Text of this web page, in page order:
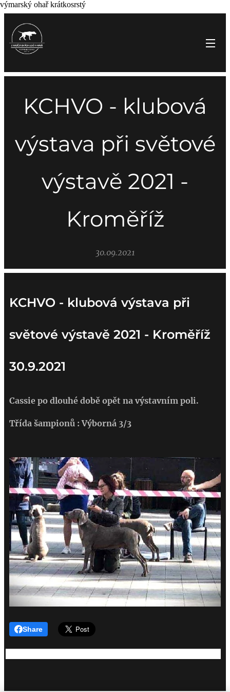
výmarský ohař krátkosrstý
KCHVO - klubová
výstava při světové
výstavě 2021 -
Kroměříž
30.09.2021
KCHVO - klubová výstava při
světové výstavě 2021 - Kroměříž
30.9.2021
Cassie po dlouhé době opět na výstavním poli.
Třída šampionů : Výborná 3/3
Share